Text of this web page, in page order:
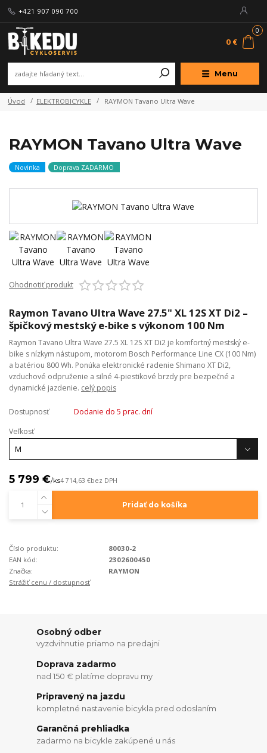
Menu
+421 907 090 700
0
0 €
Úvod ELEKTROBICYKLE RAYMON Tavano Ultra Wave
RAYMON Tavano Ultra Wave
Novinka Doprava ZADARMO
Ohodnotiť produkt
Raymon Tavano Ultra Wave 27.5" XL 12S XT Di2 –
špičkový mestský e-bike s výkonom 100 Nm
Raymon Tavano Ultra Wave 27.5 XL 12S XT Di2 je komfortný mestský e-
bike s nízkym nástupom, motorom Bosch Performance Line CX (100 Nm)
a batériou 800 Wh. Ponúka elektronické radenie Shimano XT Di2,
vzduchové odpruženie a silné 4-piestikové brzdy pre bezpečné a
dynamické jazdenie. celý popis
Dostupnosť
Dodanie do 5 prac. dní
Veľkosť
5 799 €/ks4 714,63 €bez DPH
Pridať do košíka
Číslo produktu:
80030-2
EAN kód:
2302600450
Značka:
RAYMON
Strážiť cenu / dostupnosť
Osobný odber
vyzdvihnutie priamo na predajni
Doprava zadarmo
nad 150 € platíme dopravu my
Pripravený na jazdu
kompletné nastavenie bicykla pred odoslaním
Garančná prehliadka
zadarmo na bicykle zakúpené u nás